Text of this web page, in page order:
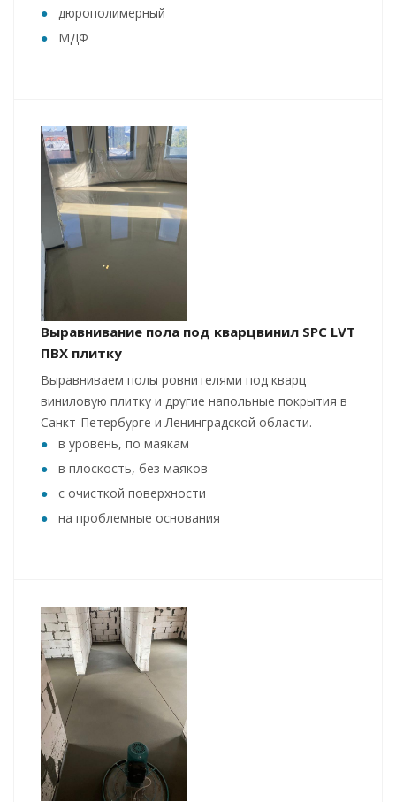
дюрополимерный
МДФ
Выравнивание пола под кварцвинил SPC LVT
ПВХ плитку
Выравниваем полы ровнителями под кварц
виниловую плитку и другие напольные покрытия в
Санкт-Петербурге и Ленинградской области.
в уровень, по маякам
в плоскость, без маяков
с очисткой поверхности
на проблемные основания